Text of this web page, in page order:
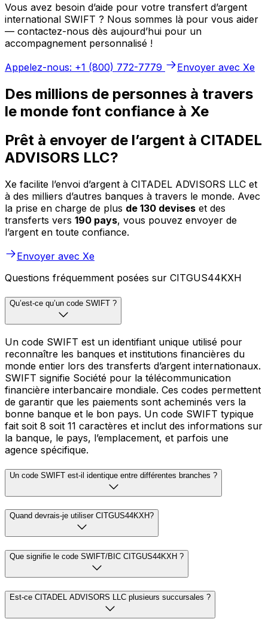
Vous avez besoin d’aide pour votre transfert d’argent
international SWIFT ? Nous sommes là pour vous aider
— contactez-nous dès aujourd’hui pour un
accompagnement personnalisé !
Appelez-nous: +1 (800) 772-7779
Envoyer avec Xe
Des millions de personnes à travers
le monde font confiance à Xe
Prêt à envoyer de l’argent à CITADEL
ADVISORS LLC?
Xe facilite l’envoi d’argent à CITADEL ADVISORS LLC et
à des milliers d’autres banques à travers le monde. Avec
la prise en charge de plus de 130 devises et des
transferts vers 190 pays, vous pouvez envoyer de
l’argent en toute confiance.
Envoyer avec Xe
Questions fréquemment posées sur CITGUS44KXH
Qu’est-ce qu’un code SWIFT ?
Un code SWIFT est un identifiant unique utilisé pour
reconnaître les banques et institutions financières du
monde entier lors des transferts d’argent internationaux.
SWIFT signifie Société pour la télécommunication
financière interbancaire mondiale. Ces codes permettent
de garantir que les paiements sont acheminés vers la
bonne banque et le bon pays. Un code SWIFT typique
fait soit 8 soit 11 caractères et inclut des informations sur
la banque, le pays, l’emplacement, et parfois une
agence spécifique.
Un code SWIFT est-il identique entre différentes branches ?
Quand devrais-je utiliser CITGUS44KXH?
Que signifie le code SWIFT/BIC CITGUS44KXH ?
Est-ce CITADEL ADVISORS LLC plusieurs succursales ?